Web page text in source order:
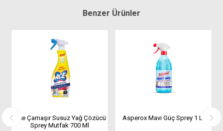
Benzer Ürünler
Ace Çamaşır Susuz Yağ Çözücü
Sprey Mutfak 700 Ml
Asperox Mavi Güç Sprey 1 Lt